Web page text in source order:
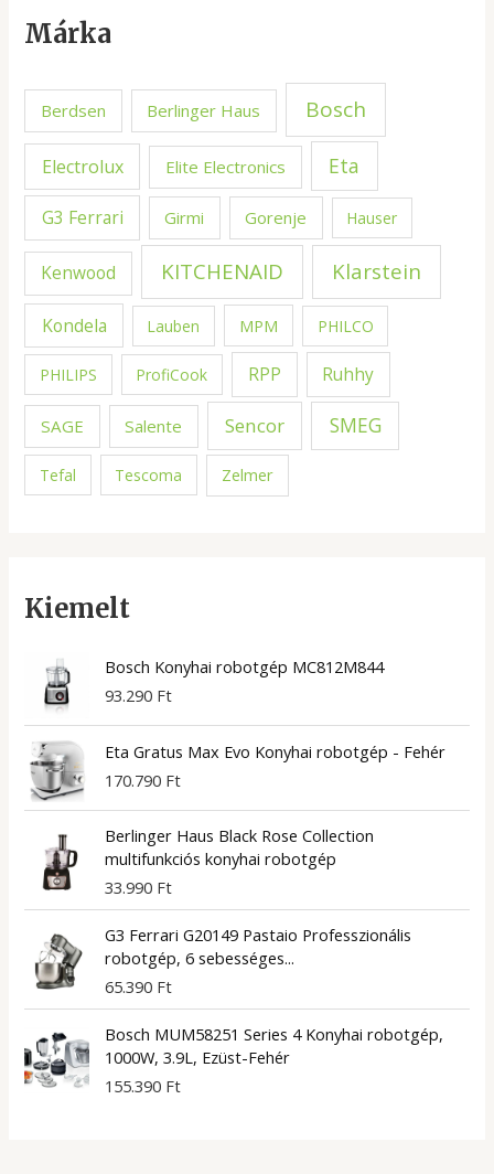
Márka
Berdsen Berlinger Haus Bosch
Electrolux Elite Electronics Eta
G3 Ferrari Girmi Gorenje Hauser
Kenwood KITCHENAID Klarstein
Kondela Lauben MPM PHILCO
PHILIPS ProfiCook RPP Ruhhy
SAGE Salente Sencor SMEG
Tefal Tescoma Zelmer
Kiemelt
Bosch Konyhai robotgép MC812M844
93.290 Ft
Eta Gratus Max Evo Konyhai robotgép - Fehér
170.790 Ft
Berlinger Haus Black Rose Collection
multifunkciós konyhai robotgép
33.990 Ft
G3 Ferrari G20149 Pastaio Professzionális
robotgép, 6 sebességes...
65.390 Ft
Bosch MUM58251 Series 4 Konyhai robotgép,
1000W, 3.9L, Ezüst-Fehér
155.390 Ft